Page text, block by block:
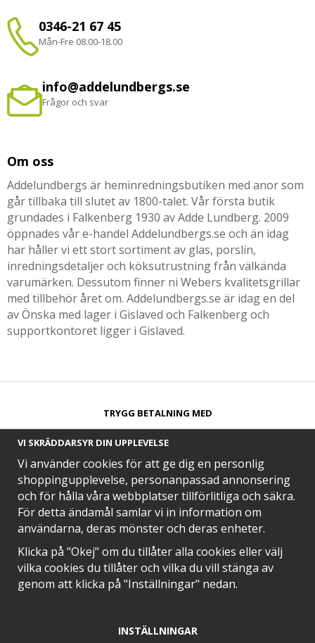
0346-21 67 45
Mån-Fre 08.00-18.00
info@addelundbergs.se
Frågor och svar
Om oss
Addelundbergs är heminredningsbutiken med anor som
går tillbaka till slutet av 1800-talet. Vår första butik
grundades i Falkenberg 1930 av Adde Lundberg. 2009
öppnades vår e-handel Addelundbergs.se och än idag
har håller vi ett stort sortiment av glas, porslin,
inredningsdetaljer och köksutrustning från välkända
varumärken. Dessutom finner ni Webers kvalitetsgrillar
med tillbehör året om. Addelundbergs.se är idag en del
av Önska med lager i Gislaved och Falkenberg och
supportkontoret ligger i Gislaved.
TRYGG BETALNING MED​
SNABB LEVERANS MED
EN DEL AV
VI SKRÄDDARSYR DIN UPPLEVELSE
Vi använder cookies för att ge dig en personlig
shoppingupplevelse, personanpassad annonsering
och för hålla våra webbplatser tillförlitliga och säkra.
För detta ändamål samlar vi in information om
användarna, deras mönster och deras enheter.
Klicka på "Okej" om du tillåter alla cookies eller välj
vilka cookies du tillåter och vilka du vill stänga av
genom att klicka på "Inställningar" nedan.
INSTÄLLNINGAR